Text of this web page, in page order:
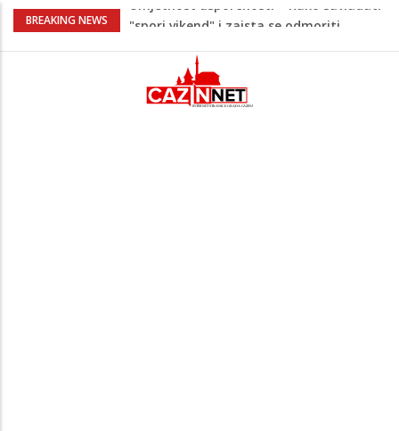
BREAKING NEWS
Maloljetnik u policijskoj stanici napao
Razmišljate koji automobil kupiti? Nova
Honda Civic dobila odlične ocjene
Pet namirnica za doručak koje će vas